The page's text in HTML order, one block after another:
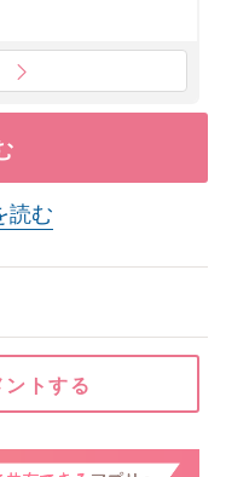
読む
トする